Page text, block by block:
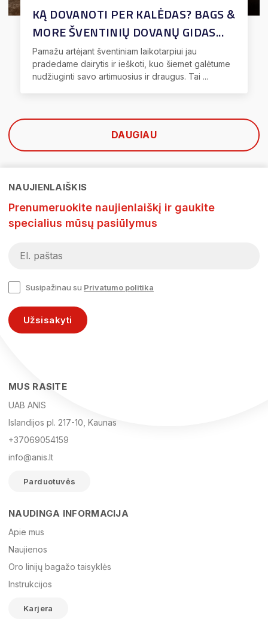
KĄ DOVANOTI PER KALĖDAS? BAGS &
MORE ŠVENTINIŲ DOVANŲ GIDAS...
Pamažu artėjant šventiniam laikotarpiui jau
pradedame dairytis ir ieškoti, kuo šiemet galėtume
nudžiuginti savo artimuosius ir draugus. Tai ...
DAUGIAU
El. paštas
Žinutė
NAUJIENLAIŠKIS
Prenumeruokite naujienlaiškį ir gaukite
specialius mūsų pasiūlymus
Susipažinau su Privatumo politika
Užsisakyti
MUS RASITE
UAB ANIS
Islandijos pl. 217-10, Kaunas
+37069054159
info@anis.lt
Parduotuvės
NAUDINGA INFORMACIJA
Apie mus
Naujienos
Oro linijų bagažo taisyklės
Instrukcijos
Karjera